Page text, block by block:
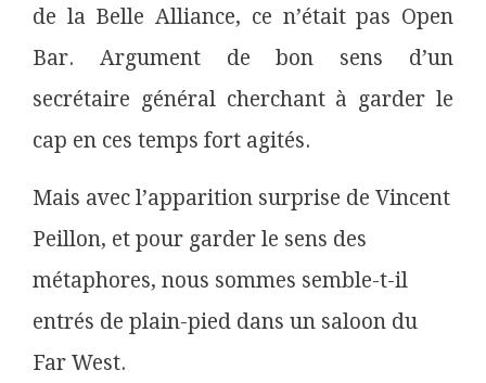
de la Belle Alliance, ce n’était pas Open
Bar. Argument de bon sens d’un
secrétaire général cherchant à garder le
cap en ces temps fort agités.
Mais avec l’apparition surprise de Vincent
Peillon, et pour garder le sens des
métaphores, nous sommes semble-t-il
entrés de plain-pied dans un saloon du
Far West.